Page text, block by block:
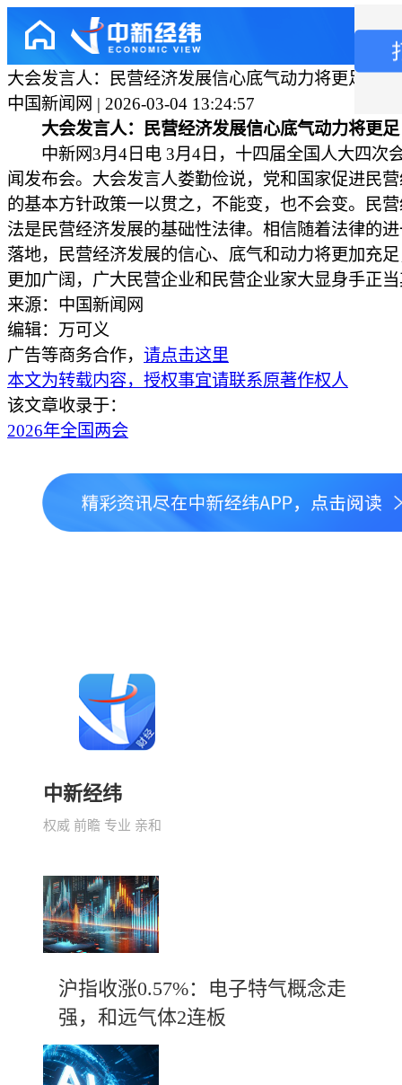
大会发言人：民营经济发展信心底气动力将更足
中国新闻网 | 2026-03-04 13:24:57
大会发言人：民营经济发展信心底气动力将
中新网3月4日电 3月4日，十四届全国人大四次
闻发布会。大会发言人娄勤俭说，党和国家促进民
的基本方针政策一以贯之，不能变，也不会变。民
法是民营经济发展的基础性法律。相信随着法律的
落地，民营经济发展的信心、底气和动力将更加充
更加广阔，广大民营企业和民营企业家大显身手正
来源：中国新闻网
编辑：万可义
广告等商务合作， 请点击这里
本文为转载内容，授权事宜请联系原著作权人
该文章收录于：
2026年全国两会
中新经纬
权威 前瞻 专业 亲和
沪指收涨0.57%：电子特气概念走
强，和远气体2连板